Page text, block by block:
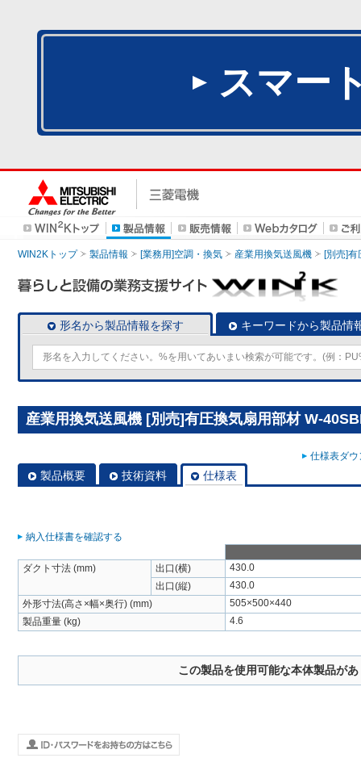
スマー
WIN2Kトップ 製品情報 [業務用]空調・換気 産業用換気送風機 [別売]有
形名から製品情報を探す キーワードから製品情
産業用換気送風機 [別売]有圧換気扇用部材 W-
仕様表ダ
製品概要 技術資料 仕様表
納入仕様書を確認する
ダクト寸法 (mm) 出口(横)
430.0
出口(縦)
430.0
外形寸法(高さ×幅×奥行) (mm)
505×500×440
製品重量 (kg)
4.6
この製品を使用可能な本体製品が